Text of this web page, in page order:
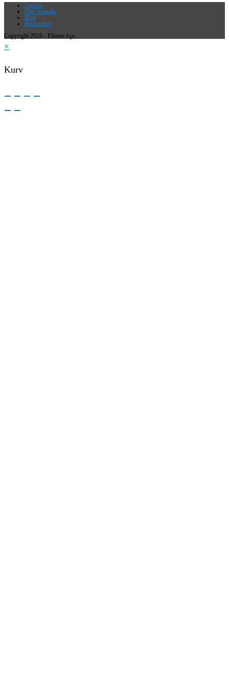
Forside
Om / kontakt
Blog
Betingelser
Copyright 2026 - Pilanto Aps
×
Kurv